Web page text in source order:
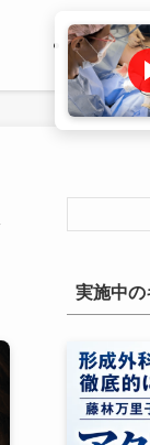
医師プロ
実施中の